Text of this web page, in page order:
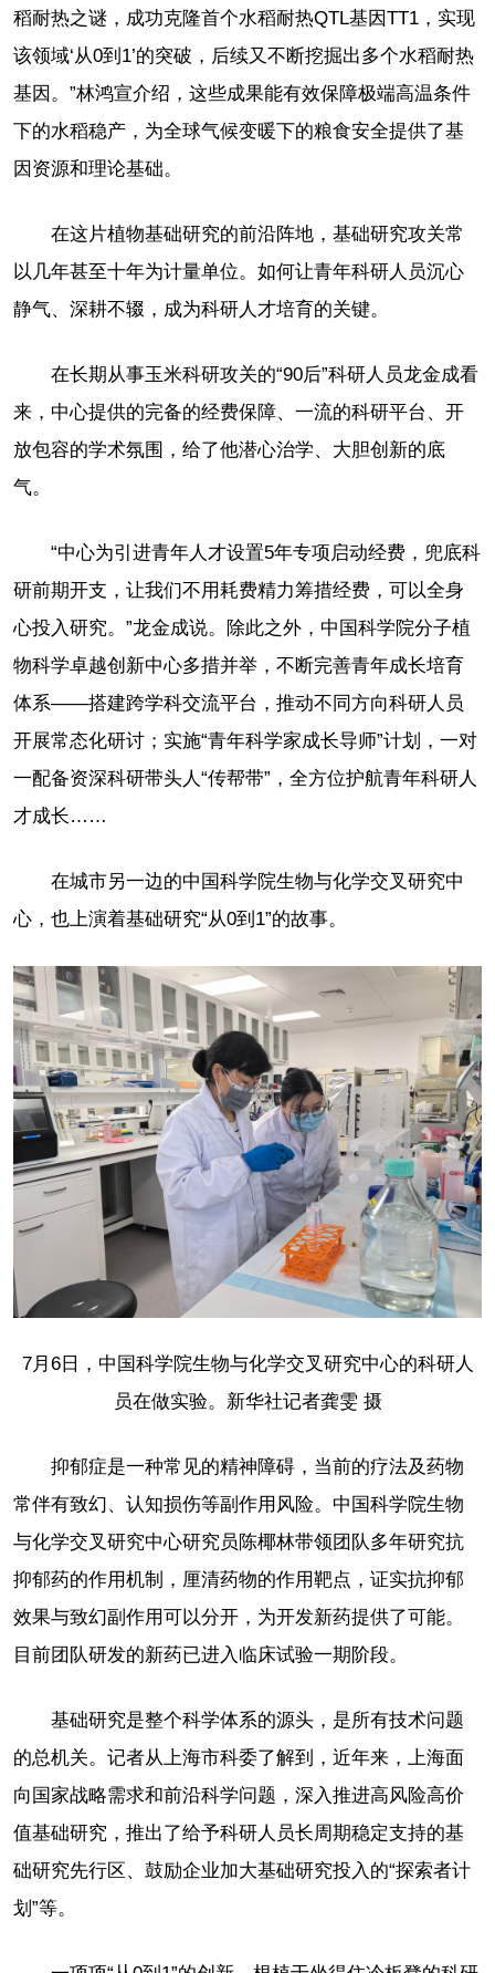
稻耐热之谜，成功克隆首个水稻耐热QTL基因TT1，实现
该领域‘从0到1’的突破，后续又不断挖掘出多个水稻耐热
基因。”林鸿宣介绍，这些成果能有效保障极端高温条件
下的水稻稳产，为全球气候变暖下的粮食安全提供了基
因资源和理论基础。
在这片植物基础研究的前沿阵地，基础研究攻关常
以几年甚至十年为计量单位。如何让青年科研人员沉心
静气、深耕不辍，成为科研人才培育的关键。
在长期从事玉米科研攻关的“90后”科研人员龙金成看
来，中心提供的完备的经费保障、一流的科研平台、开
放包容的学术氛围，给了他潜心治学、大胆创新的底
气。
“中心为引进青年人才设置5年专项启动经费，兜底科
研前期开支，让我们不用耗费精力筹措经费，可以全身
心投入研究。”龙金成说。除此之外，中国科学院分子植
物科学卓越创新中心多措并举，不断完善青年成长培育
体系——搭建跨学科交流平台，推动不同方向科研人员
开展常态化研讨；实施“青年科学家成长导师”计划，一对
一配备资深科研带头人“传帮带”，全方位护航青年科研人
才成长……
在城市另一边的中国科学院生物与化学交叉研究中
心，也上演着基础研究“从0到1”的故事。
7月6日，中国科学院生物与化学交叉研究中心的科研人
员在做实验。新华社记者龚雯 摄
抑郁症是一种常见的精神障碍，当前的疗法及药物
常伴有致幻、认知损伤等副作用风险。中国科学院生物
与化学交叉研究中心研究员陈椰林带领团队多年研究抗
抑郁药的作用机制，厘清药物的作用靶点，证实抗抑郁
效果与致幻副作用可以分开，为开发新药提供了可能。
目前团队研发的新药已进入临床试验一期阶段。
基础研究是整个科学体系的源头，是所有技术问题
的总机关。记者从上海市科委了解到，近年来，上海面
向国家战略需求和前沿科学问题，深入推进高风险高价
值基础研究，推出了给予科研人员长周期稳定支持的基
础研究先行区、鼓励企业加大基础研究投入的“探索者计
划”等。